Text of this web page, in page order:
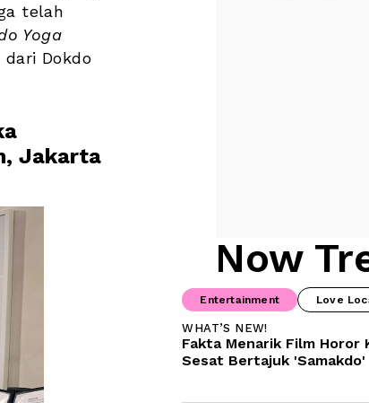
telah
Yoga
dari Dokdo
Jakarta
Now
Entertainment Love
WHAT’S NEW!
Fakta Menarik Film Horor
Sesat Bertajuk 'Samakdo'